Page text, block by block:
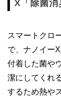
X「除菌消
スマートクロ
で、ナノイー
付着した菌や
潔にしてくれ
するため熱や